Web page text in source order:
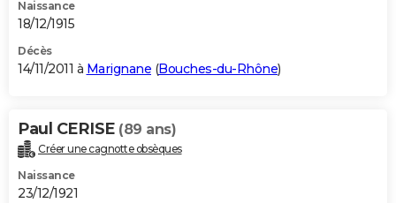
Naissance
18/12/1915
Décès
14/11/2011 à Marignane (Bouches-du-Rhône)
Paul CERISE (89 ans)
Créer une cagnotte obsèques
Naissance
23/12/1921